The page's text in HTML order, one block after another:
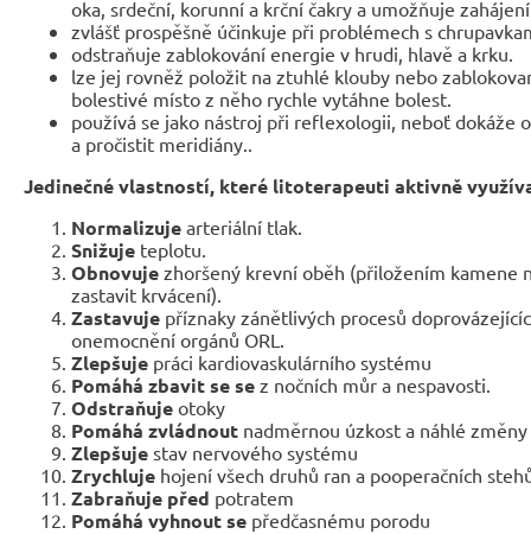
oka, srdeční, korunní a krční čakry a umožňuje
zvlášť prospěšně účinkuje při problémech s
odstraňuje zablokování energie v hrudi, hlavě a krku.
lze jej rovněž položit na ztuhlé klouby nebo
bolestivé místo z něho rychle vytáhne bolest.
používá se jako nástroj při reflexologii, neboť dokáže
a pročistit meridiány..
Jedinečné vlastností, které litoterapeuti aktivně
Normalizuje arteriální tlak.
Snižuje teplotu.
Obnovuje zhoršený krevní oběh (přiložením kamene
zastavit krvácení).
Zastavuje příznaky zánětlivých procesů
onemocnění orgánů ORL.
Zlepšuje práci kardiovaskulárního systému
Pomáhá zbavit se se z nočních můr a nespavosti.
Odstraňuje otoky
Pomáhá zvládnout nadměrnou úzkost a náhlé změny
Zlepšuje stav nervového systému
Zrychluje hojení všech druhů ran a pooperačních
Zabraňuje před potratem
Pomáhá vyhnout se předčasnému porodu